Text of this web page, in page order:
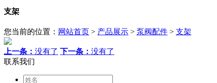
支架
您当前的位置： 网站首页 > 产品展示 > 泵阀配件 > 支架
上一条： 没有了 下一条： 没有了
联系我们